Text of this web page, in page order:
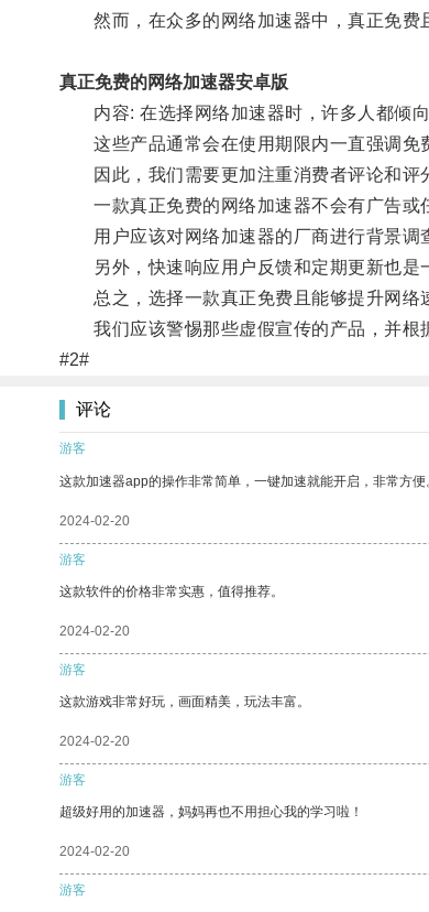
然而，在众多的网络加速器中，真正免费
真正免费的网络加速器安卓版
内容: 在选择网络加速器时，许多人都倾向
这些产品通常会在使用期限内一直强调免
因此，我们需要更加注重消费者评论和评
一款真正免费的网络加速器不会有广告或
用户应该对网络加速器的厂商进行背景调
另外，快速响应用户反馈和定期更新也是
总之，选择一款真正免费且能够提升网络
我们应该警惕那些虚假宣传的产品，并根
#2#
评论
游客
这款加速器app的操作非常简单，一键加速就能开启，非常方便
2024-02-20
游客
这款软件的价格非常实惠，值得推荐。
2024-02-20
游客
这款游戏非常好玩，画面精美，玩法丰富。
2024-02-20
游客
超级好用的加速器，妈妈再也不用担心我的学习啦！
2024-02-20
游客